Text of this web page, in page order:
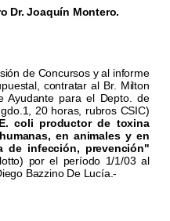
Dr. Joaquín Montero.
de Concursos y al informe
contratar al Br. Milton
Ayudante para el Depto. de
20 horas, rubros CSIC)
coli productor de toxina
en animales y en
de infección, prevención"
por el período 1/1/03 al
Bazzino De Lucía.-